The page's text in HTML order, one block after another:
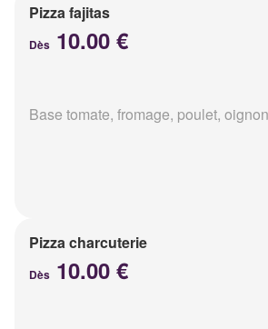
Pizza fajitas
Dès 10.00 €
Base tomate, fromage, poulet,
Pizza charcuterie
Dès 10.00 €